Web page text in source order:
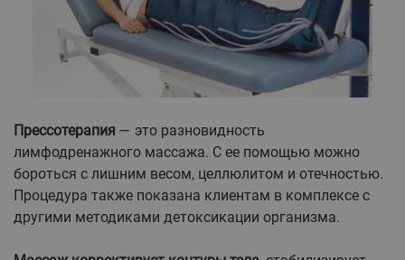
Прессотерапия — это разновидность
лимфодренажного массажа. С ее помощью можно
бороться с лишним весом, целлюлитом и отечностью.
Процедура также показана клиентам в комплексе с
другими методиками детоксикации организма.